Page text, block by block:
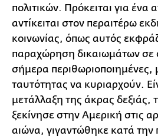
πολιτικών. Πρόκειται για ένα
αντίκειται στον περαιτέρω
κοινωνίας, όπως αυτός
παραχώρηση δικαιωμάτων σε
σήμερα περιθωριοποιημένες,
ταυτότητας να κυριαρχούν.
μετάλλαξη της άκρας δεξιάς,
ξεκίνησε στην Αμερική στις
αιώνα, γιγαντώθηκε κατά την